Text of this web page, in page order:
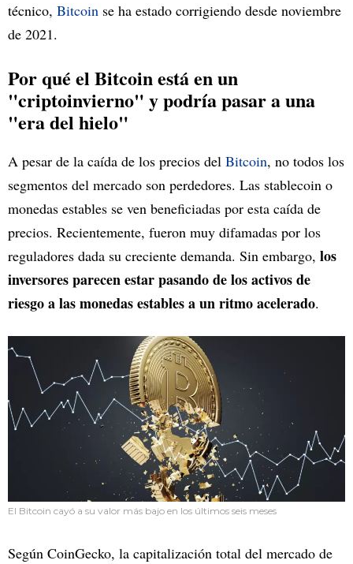
técnico, Bitcoin se ha estado corrigiendo desde noviembre
de 2021.
Por qué el Bitcoin está en un
"criptoinvierno" y podría pasar a una
"era del hielo"
A pesar de la caída de los precios del Bitcoin, no todos los
segmentos del mercado son perdedores. Las stablecoin o
monedas estables se ven beneficiadas por esta caída de
precios. Recientemente, fueron muy difamadas por los
reguladores dada su creciente demanda. Sin embargo, los
inversores parecen estar pasando de los activos de
riesgo a las monedas estables a un ritmo acelerado.
El Bitcoin cayó a su valor más bajo en los últimos seis meses
Según CoinGecko, la capitalización total del mercado de